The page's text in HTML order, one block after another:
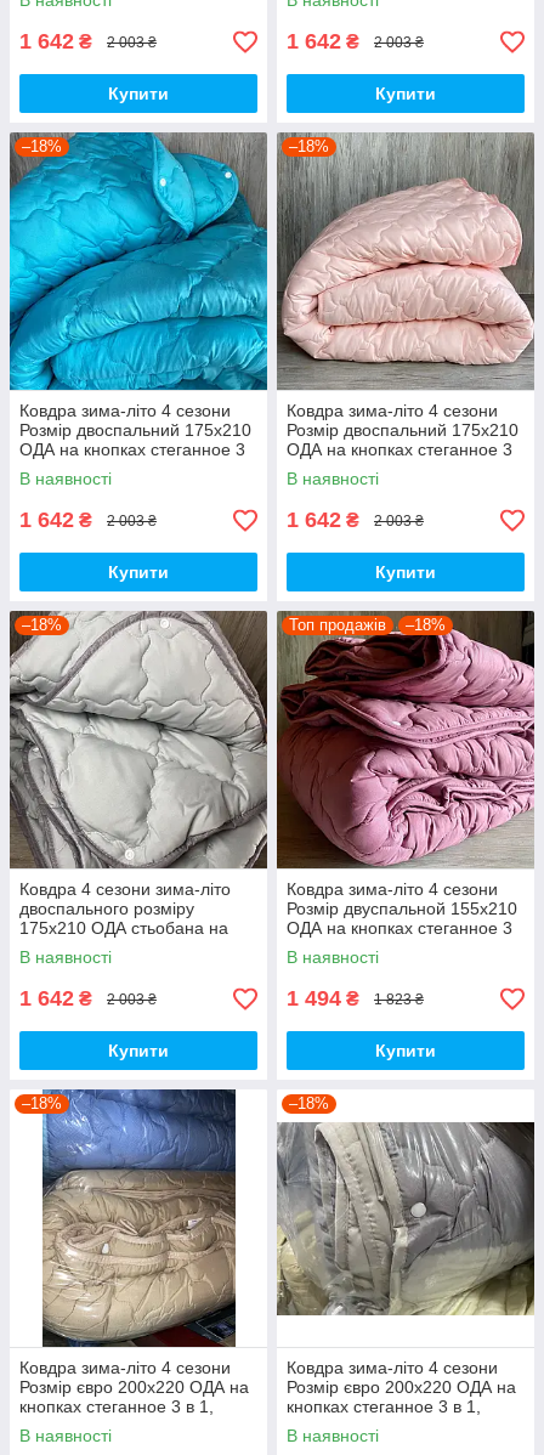
1 642 ₴ 2 003 ₴
Купити
1 642 ₴ 2 003 ₴
Купити
–18%
Ковдра зима-літо 4 сезони
Розмір двоспальний 175x210
ОДА на кнопках стеганное 3
в 1, висока якість
В наявності
1 642 ₴ 2 003 ₴
Купити
–18%
Ковдра зима-літо 4 сезони
Розмір двоспальний 175x210
ОДА на кнопках стеганное 3
в 1, висока якість
В наявності
1 642 ₴ 2 003 ₴
Купити
–18%
Ковдра 4 сезони зима-літо
двоспального розміру
175х210 ОДА стьобана на
кнопках 3 в 1, Колір-сірий
В наявності
1 642 ₴ 2 003 ₴
Купити
Топ продажів –18%
Ковдра зима-літо 4 сезони
Розмір двуспальной 155х210
ОДА на кнопках стеганное 3
в 1, Колір - Малиновий
В наявності
1 494 ₴ 1 823 ₴
Купити
–18%
Ковдра зима-літо 4 сезони
Розмір євро 200х220 ОДА на
кнопках стеганное 3 в 1,
висока якість
В наявності
–18%
Ковдра зима-літо 4 сезони
Розмір євро 200х220 ОДА на
кнопках стеганное 3 в 1,
висока якість
В наявності